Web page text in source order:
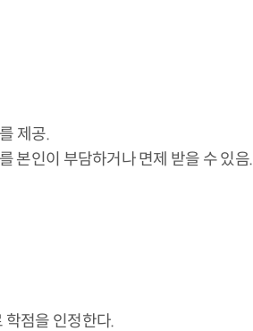
제공.
본인이 부담하거나 면제 받을 수 있음.
학점을 인정한다.